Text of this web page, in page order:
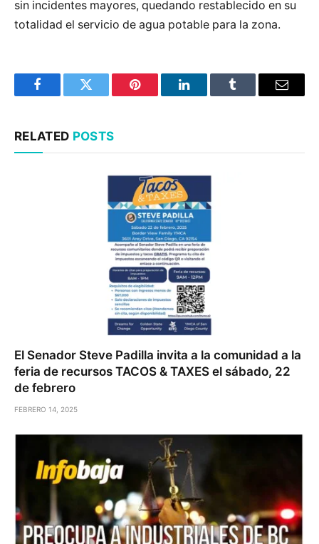
sin incidentes mayores, quedando restablecido en su
totalidad el servicio de agua potable para la zona.
FacebookTwitter Pinterest LinkedInTumblr Email
RELATED POSTS
El Senador Steve Padilla invita a la comunidad a la
feria de recursos TACOS & TAXES el sábado, 22
de febrero
FEBRERO 14, 2025